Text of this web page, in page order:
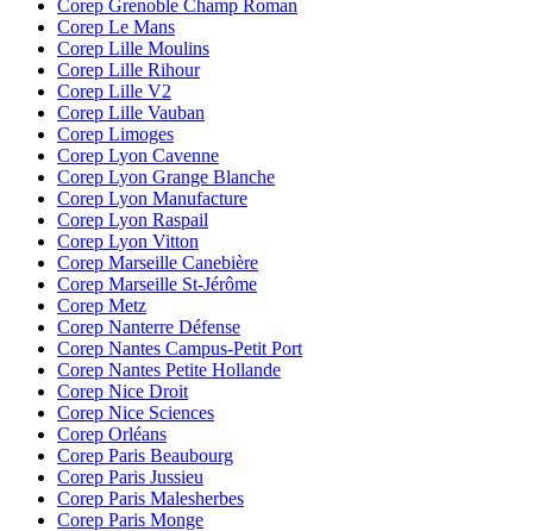
Corep Grenoble Champ Roman
Corep Le Mans
Corep Lille Moulins
Corep Lille Rihour
Corep Lille V2
Corep Lille Vauban
Corep Limoges
Corep Lyon Cavenne
Corep Lyon Grange Blanche
Corep Lyon Manufacture
Corep Lyon Raspail
Corep Lyon Vitton
Corep Marseille Canebière
Corep Marseille St-Jérôme
Corep Metz
Corep Nanterre Défense
Corep Nantes Campus-Petit Port
Corep Nantes Petite Hollande
Corep Nice Droit
Corep Nice Sciences
Corep Orléans
Corep Paris Beaubourg
Corep Paris Jussieu
Corep Paris Malesherbes
Corep Paris Monge